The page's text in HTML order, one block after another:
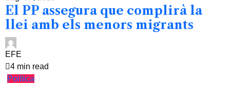
El PP assegura que complirà la
llei amb els menors migrants
EFE
4 min read
Política